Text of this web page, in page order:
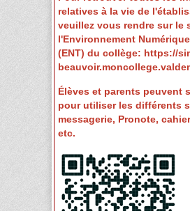
relatives à la vie de
veuillez vous rendre sur le
l'Environnement
(ENT) du collège: https://
Élèves et parents peuvent
pour utiliser les différents
messagerie, Pronote,
etc.